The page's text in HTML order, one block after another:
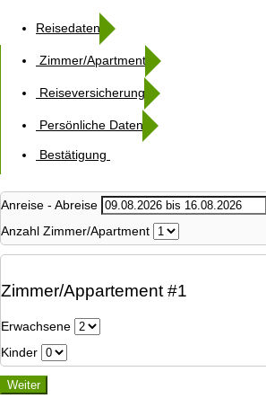
Reisedaten
Zimmer/Apartment
Reiseversicherung
Persönliche Daten
Bestätigung
Anreise - Abreise
Anzahl Zimmer/Apartment
Zimmer/Appartement #1
Erwachsene
Kinder
Weiter